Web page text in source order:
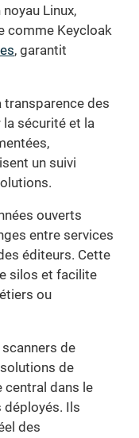
Linux,
comme Keycloak
, garantit
transparence des
sécurité et la
un suivi
ouverts
entre services
éditeurs. Cette
silos et facilite
ou
de
de
central dans le
Ils
des